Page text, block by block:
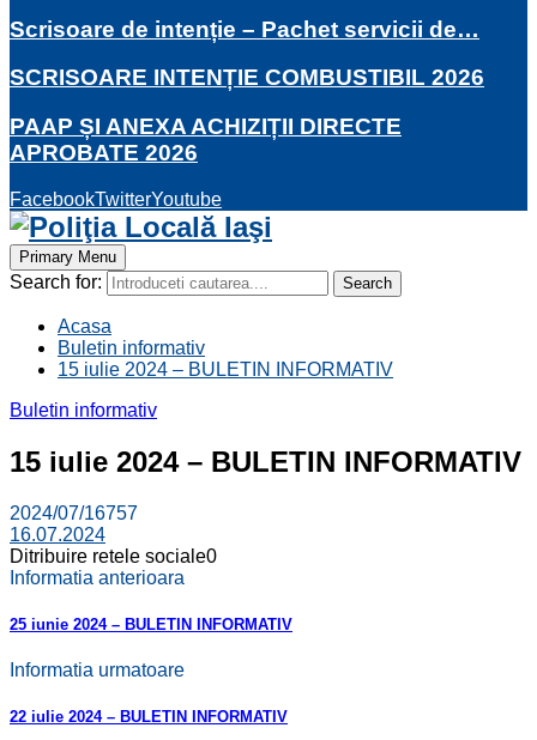
Scrisoare de intenție – Pachet servicii de…
SCRISOARE INTENȚIE COMBUSTIBIL 2026
PAAP ȘI ANEXA ACHIZIȚII DIRECTE
APROBATE 2026
FacebookTwitterYoutube
Primary Menu
Search for: Search
Acasa
Buletin informativ
15 iulie 2024 – BULETIN INFORMATIV
Buletin informativ
15 iulie 2024 – BULETIN INFORMATIV
2024/07/16757
16.07.2024
Ditribuire retele sociale0
Informatia anterioara
25 iunie 2024 – BULETIN INFORMATIV
Informatia urmatoare
22 iulie 2024 – BULETIN INFORMATIV